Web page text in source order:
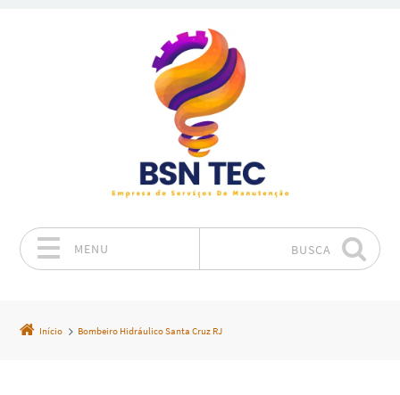
MENU BUSCA
Início Bombeiro Hidráulico Santa Cruz RJ